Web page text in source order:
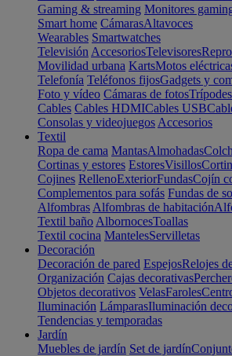
Gaming & streaming Monitores
Smart home CámarasAltavoces
Wearables Smartwatches
Televisión AccesoriosTelevisores
Movilidad urbana KartsMotos
Telefonía Teléfonos fijosGadgets y
Foto y vídeo Cámaras de fotosTrípodes
Cables Cables HDMICables USB
Consolas y videojuegos Accesorios
Textil
Ropa de cama MantasAlmohadas
Cortinas y estores EstoresVisillos
Cojines RellenoExteriorFundasCojín
Complementos para sofás Fundas de
Alfombras Alfombras de habitación
Textil baño AlbornocesToallas
Textil cocina MantelesServilletas
Decoración
Decoración de pared EspejosRelojes
Organización Cajas decorativas
Objetos decorativos VelasFaroles
Iluminación LámparasIluminación
Tendencias y temporadas
Jardín
Muebles de jardín Set de jardín